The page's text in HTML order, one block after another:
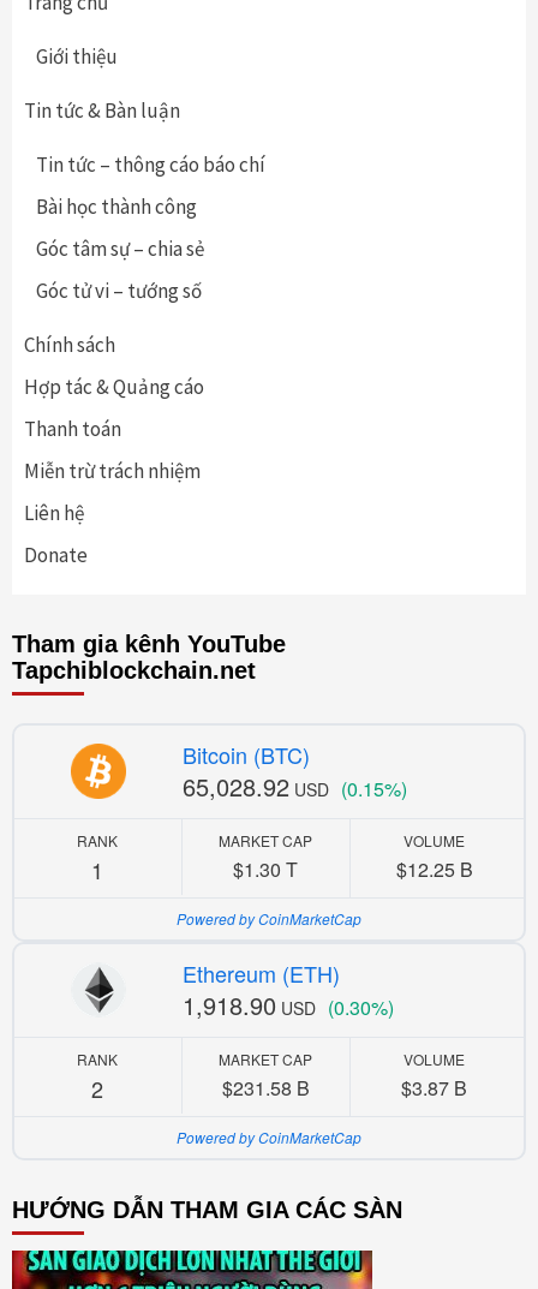
Giới thiệu
Tin tức & Bàn luận
Tin tức – thông cáo báo chí
Bài học thành công
Góc tâm sự – chia sẻ
Góc tử vi – tướng số
Chính sách
Hợp tác & Quảng cáo
Thanh toán
Miễn trừ trách nhiệm
Liên hệ
Donate
Tham gia kênh YouTube
Tapchiblockchain.net
Bitcoin (BTC)
65,028.92 USD (0.15%)
RANK
1
MARKET CAP
$1.30 T
VOLUME
$12.25 B
Powered by CoinMarketCap
Ethereum (ETH)
1,918.90 USD (0.30%)
RANK
2
MARKET CAP
$231.58 B
VOLUME
$3.87 B
Powered by CoinMarketCap
HƯỚNG DẪN THAM GIA CÁC SÀN